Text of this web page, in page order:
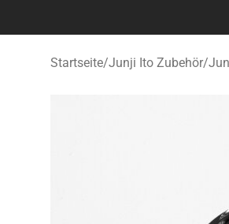
Startseite/Junji Ito Zubehör/